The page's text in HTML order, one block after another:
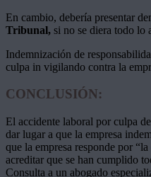
En cambio, debería presentar
Tribunal, si no se diera todo lo
Indemnización de
culpa in vigilando contra la
CONCLUSIÓN:
El accidente laboral por culpa
dar lugar a que la empresa
que la empresa responde por
acreditar que se han cumplido
Consulta a un abogado